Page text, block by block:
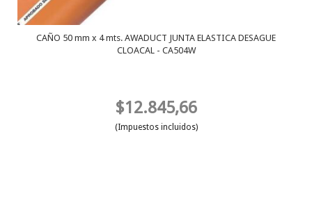
CAÑO 50 mm x 4 mts. AWADUCT JUNTA ELASTICA DESAGUE
CLOACAL - CA504W
$12.845,66
(Impuestos incluidos)